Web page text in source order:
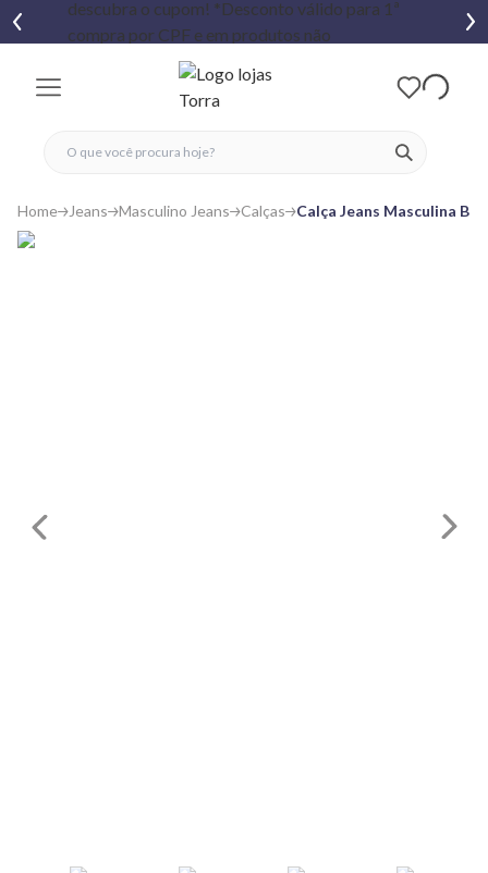
ver
fechar menu
fechar menu
favoritos
Home Jeans Masculino Jeans Calças Calça Jeans Masculina